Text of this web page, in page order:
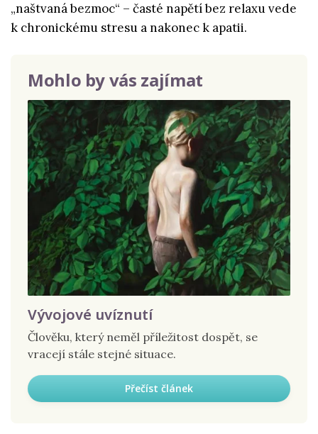
„naštvaná bezmoc“ – časté napětí bez relaxu vede
k chronickému stresu a nakonec k apatii.
Mohlo by vás zajímat
Vývojové uvíznutí
Člověku, který neměl příležitost dospět, se
vracejí stále stejné situace.
Přečíst článek